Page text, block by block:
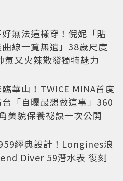
無法這樣穿！倪妮「貼
線一覽無遺」38歲尺度
氣又火辣散發獨特魅力
華山！TWICE MINA首度
台「自曝最想做這事」360
美貌保養祕訣一次公開
經典設計！Longines浪
Diver 59潛水表 復刻